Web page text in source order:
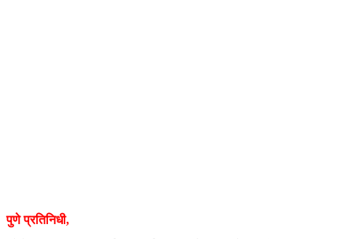
पुणे प्रतिनिधी,